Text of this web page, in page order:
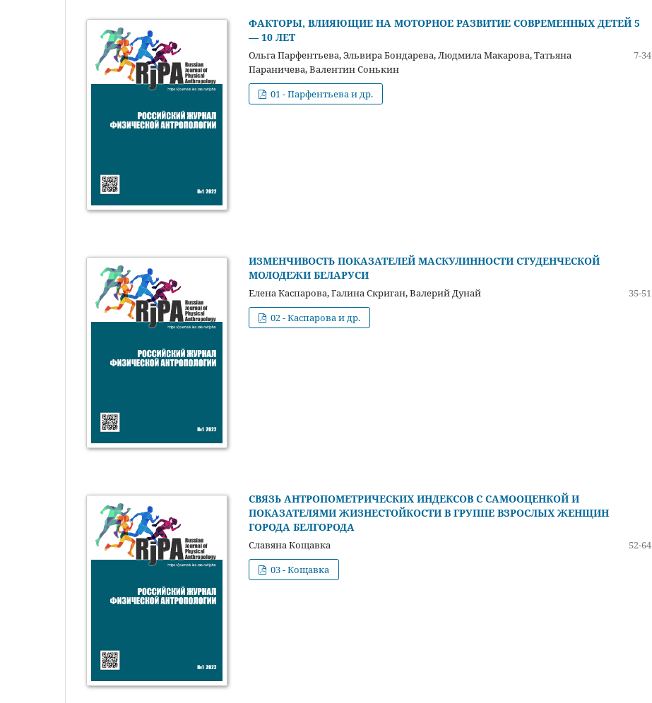
ФАКТОРЫ, ВЛИЯЮЩИЕ НА МОТОРНОЕ РАЗВИТИЕ СОВРЕМЕННЫХ ДЕТЕЙ 5
— 10 ЛЕТ
Ольга Парфентьева, Эльвира Бондарева, Людмила Макарова, Татьяна
Параничева, Валентин Сонькин
7-34
01 - Парфентьева и др.
ИЗМЕНЧИВОСТЬ ПОКАЗАТЕЛЕЙ МАСКУЛИННОСТИ СТУДЕНЧЕСКОЙ
МОЛОДЕЖИ БЕЛАРУСИ
Елена Каспарова, Галина Скриган, Валерий Дунай
35-51
02 - Каспарова и др.
СВЯЗЬ АНТРОПОМЕТРИЧЕСКИХ ИНДЕКСОВ С САМООЦЕНКОЙ И
ПОКАЗАТЕЛЯМИ ЖИЗНЕСТОЙКОСТИ В ГРУППЕ ВЗРОСЛЫХ ЖЕНЩИН
ГОРОДА БЕЛГОРОДА
Славяна Кощавка
52-64
03 - Кощавка